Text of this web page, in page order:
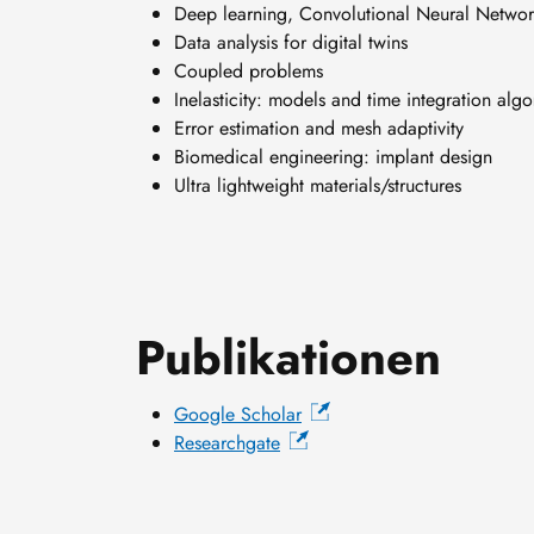
Deep learning, Convolutional Neural
Data analysis for digital twins
Coupled problems
Inelasticity: models and time integration
Error estimation and mesh adaptivity
Biomedical engineering: implant design
Ultra lightweight materials/structures
Publikationen
Google Scholar
Researchgate